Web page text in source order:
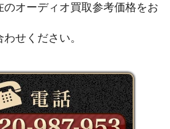
オーディオ買取参考価格をお
せください。